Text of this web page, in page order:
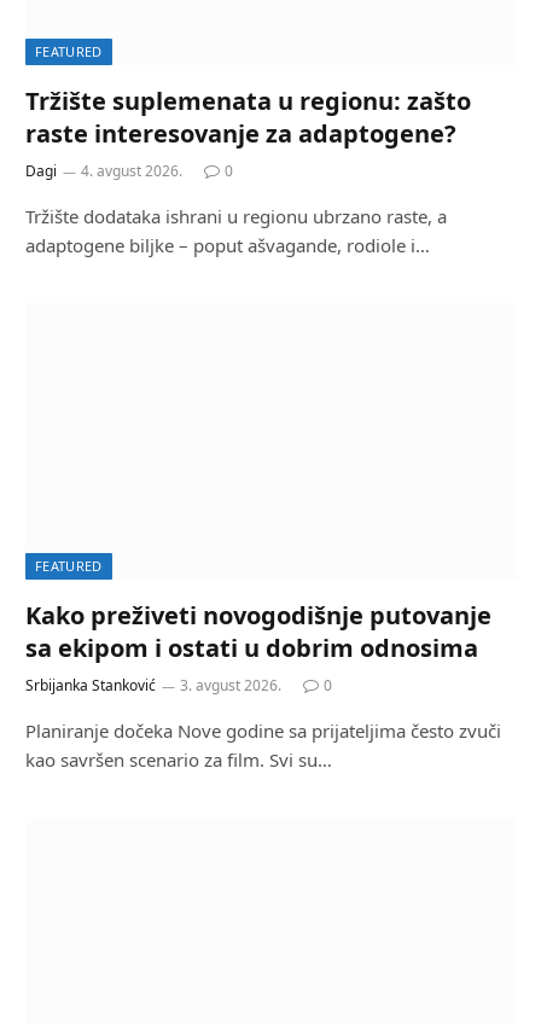
FEATURED
Tržište suplemenata u regionu: zašto
raste interesovanje za adaptogene?
Dagi 4. avgust 2026. 0
Tržište dodataka ishrani u regionu ubrzano raste, a
adaptogene biljke – poput ašvagande, rodiole i…
FEATURED
Kako preživeti novogodišnje putovanje
sa ekipom i ostati u dobrim odnosima
Srbijanka Stanković 3. avgust 2026. 0
Planiranje dočeka Nove godine sa prijateljima često zvuči
kao savršen scenario za film. Svi su…